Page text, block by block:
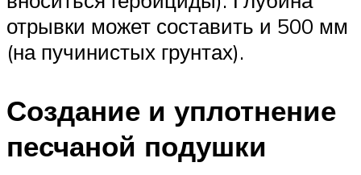
отрывки может составить и 500 мм
(на пучинистых грунтах).
Создание и уплотнение
песчаной подушки